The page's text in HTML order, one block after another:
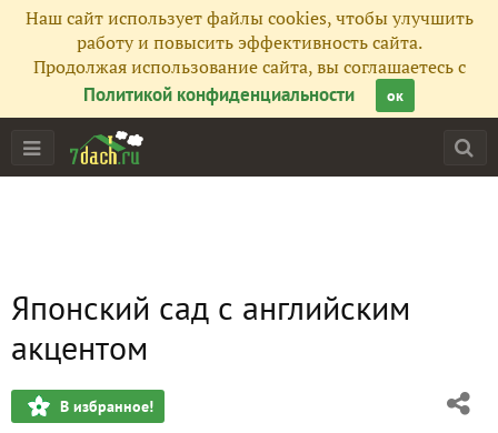
Наш сайт использует файлы cookies, чтобы улучшить
работу и повысить эффективность сайта.
Продолжая использование сайта, вы соглашаетесь с
Политикой конфиденциальности
ок
Японский сад с английским
акцентом
В избранное!